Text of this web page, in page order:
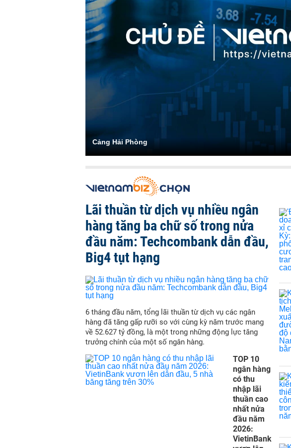
Cảng Hải Phòng
Lãi thuần từ dịch vụ nhiều ngân
hàng tăng ba chữ số trong nửa
đầu năm: Techcombank dẫn đầu,
Big4 tụt hạng
6 tháng đầu năm, tổng lãi thuần từ dịch vụ các ngân
hàng đã tăng gấp rưỡi so với cùng kỳ năm trước mang
về 52.627 tỷ đồng, là một trong những động lực tăng
trưởng chính của một số ngân hàng.
TOP 10
ngân hàng
có thu
nhập lãi
thuần cao
nhất nửa
đầu năm
2026:
VietinBank